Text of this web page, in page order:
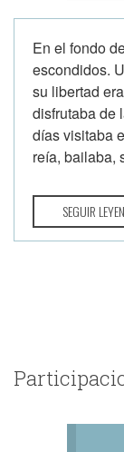
En el fondo
escondidos.
su libertad
disfrutaba de
días visitaba
reía, bailaba,
SEGUIR